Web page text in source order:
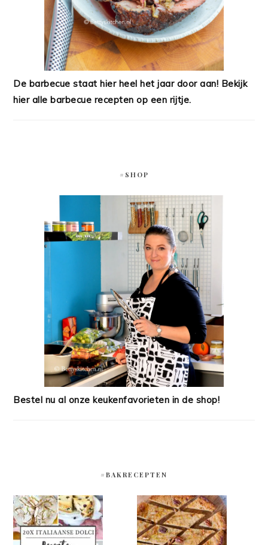
De barbecue staat hier heel het jaar door aan! Bekijk
hier alle barbecue recepten op een rijtje.
#SHOP
Bestel nu al onze keukenfavorieten in de shop!
#BAKRECEPTEN